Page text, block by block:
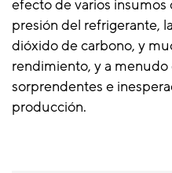
efecto de varios
presión del refrigerante,
dióxido de carbono, y
rendimiento, y a
sorprendentes e
producción.